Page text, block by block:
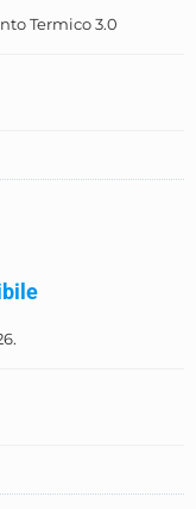
Termico 3.0